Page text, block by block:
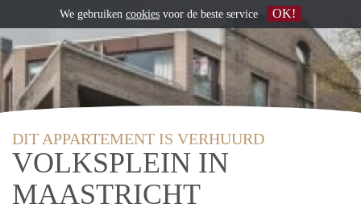
DIT APPARTEMENT IS VERHUURD
VOLKSPLEIN IN
MAASTRICHT
We gebruiken cookies voor de beste service OK!